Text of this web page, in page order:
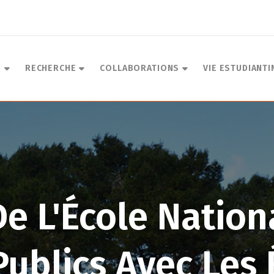
RECHERCHE COLLABORATIONS VIE
L'École
Avec